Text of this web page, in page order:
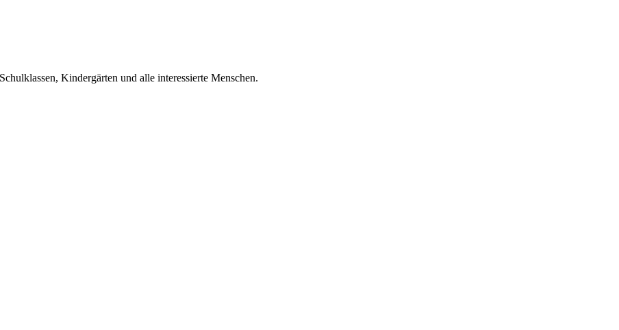
Kindergärten und alle interessierte Menschen.